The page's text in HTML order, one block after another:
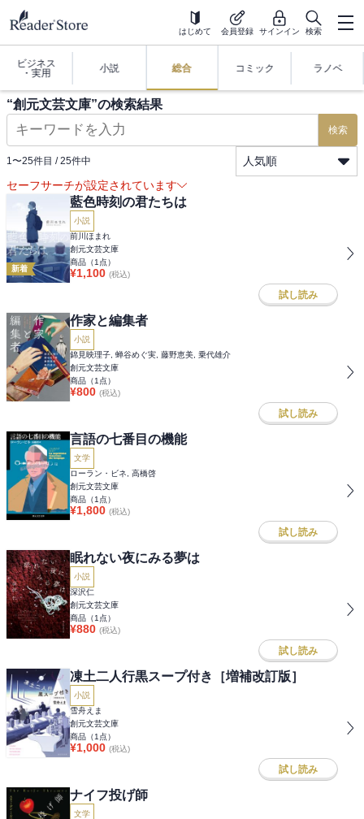
はじめて 会員登録 サインイン 検索
ビジネス
・実用
小説 総合 コミック ラノベ
“創元文芸文庫”の検索結果
検索
1〜25件目 / 25件中
人気順
セーフサーチが設定されています
新着
藍色時刻の君たちは
小説
前川ほまれ
創元文芸文庫
商品（1 点）
¥1,100 (税込)
試し読み
作家と編集者
小説
錦見映理子, 蝉谷めぐ実, 藤野恵美, 乗代雄介
創元文芸文庫
商品（1 点）
¥800 (税込)
試し読み
言語の七番目の機能
文学
ローラン・ビネ, 高橋啓
創元文芸文庫
商品（1 点）
¥1,800 (税込)
試し読み
眠れない夜にみる夢は
小説
深沢仁
創元文芸文庫
商品（1 点）
¥880 (税込)
試し読み
凍土二人行黒スープ付き［増補改訂版］
小説
雪舟えま
創元文芸文庫
商品（1 点）
¥1,000 (税込)
試し読み
ナイフ投げ師
文学